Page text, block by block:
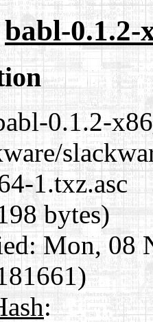
babl-0.1.2-
0.1.2-
1.txz.asc
bytes)
Mon, 08
: